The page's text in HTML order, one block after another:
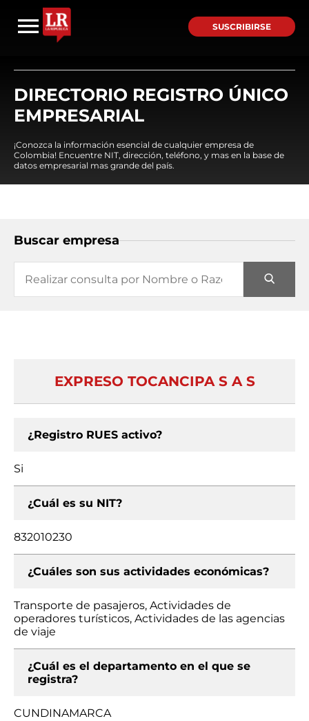
SUSCRIBIRSE
DIRECTORIO REGISTRO ÚNICO
EMPRESARIAL
¡Conozca la información esencial de cualquier empresa de
Colombia! Encuentre NIT, dirección, teléfono, y mas en la base de
datos empresarial mas grande del país.
Buscar empresa
EXPRESO TOCANCIPA S A S
¿Registro RUES activo?
Si
¿Cuál es su NIT?
832010230
¿Cuáles son sus actividades económicas?
Transporte de pasajeros, Actividades de
operadores turísticos, Actividades de las agencias
de viaje
¿Cuál es el departamento en el que se
registra?
CUNDINAMARCA